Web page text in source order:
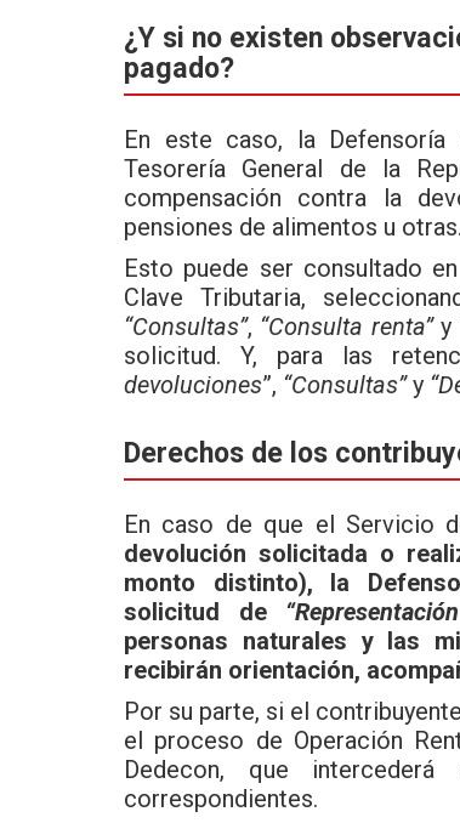
¿Y si no existen
pagado?
En este caso, la
Tesorería General de la
compensación contra la
pensiones de alimentos u otras.
Esto puede ser consultado en
Clave Tributaria,
“Consultas”, “Consulta renta”y
solicitud. Y, para las
devoluciones”, “Consultas”y
Derechos de los
En caso de que el Servicio
devolución solicitada o
monto distinto), la
solicitud de
personas naturales y las
recibirán orientación,
Por su parte, si el
el proceso de Operación
Dedecon, que
correspondientes.